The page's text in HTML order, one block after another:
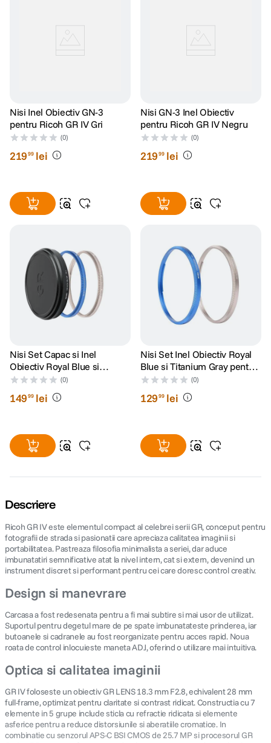
sony fx
Nisi Inel Obiectiv GN-3
pentru Ricoh GR IV Gri
(0)
21999 lei
Nisi GN-3 Inel Obiectiv
pentru Ricoh GR IV Negru
(0)
21999 lei
Nisi Set Capac si Inel
Obiectiv Royal Blue si
Titanium Gray pentru Ricoh
GR IV
(0)
14999 lei
Nisi Set Inel Obiectiv Royal
Blue si Titanium Gray pentru
Ricoh GR IV (0)
12999 lei
Descriere
Ricoh GR IV este elementul compact al celebrei serii GR, conceput pentru
fotografii de strada si pasionatii care apreciaza calitatea imaginii si
portabilitatea. Pastreaza filosofia minimalista a seriei, dar aduce
imbunatatiri semnificative atat la nivel intern, cat si extern, devenind un
instrument discret si performant pentru cei care doresc control creativ.
Design si manevrare
Carcasa a fost redesenata pentru a fi mai subtire si mai usor de utilizat.
Suportul pentru degetul mare de pe spate imbunatateste prinderea, iar
butoanele si cadranele au fost reorganizate pentru acces rapid. Noua
roata de control inlocuieste maneta ADJ, oferind o utilizare mai intuitiva.
Optica si calitatea imaginii
GR IV foloseste un obiectiv GR LENS 18.3 mm F2.8, echivalent 28 mm
full-frame, optimizat pentru claritate si contrast ridicat. Constructia cu 7
elemente in 5 grupe include sticla cu refractie ridicata si elemente
asferice pentru a reduce distorsiunile si aberatiile cromatice. In
combinatie cu senzorul APS-C BSI CMOS de 25.7 MP si procesorul GR